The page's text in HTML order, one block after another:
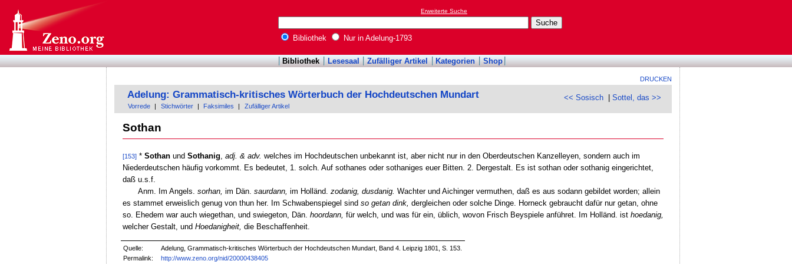
Erweiterte Suche
Bibliothek Nur in Adelung-1793
Bibliothek Lesesaal Zufälliger Artikel Kategorien Shop
DRUCKEN
<< Sosisch |Sottel, das >>
Adelung: Grammatisch-kritisches Wörterbuch der Hochdeutschen Mundart
Vorrede Stichwörter Faksimiles Zufälliger Artikel
Sothan
[153]* Sothanund Sothanig adj. & adv. welches im Hochdeutschen unbekannt ist, aber nicht nur in den Oberdeutschen Kanzelleyen, sondern auch im
Niederdeutschen häufig vorkommt. Es bedeutet, 1. solch. Auf sothanes oder sothaniges euer Bitten. 2. Dergestalt. Es ist sothan oder sothanig eingerichtet,
daß u.s.f.
Anm. Im Angels.sorhan, im Dän.saurdann, im Holländ.zodanig, dusdanig. Wachter und Aichinger vermuthen, daß es aus sodann gebildet worden; allein
es stammet erweislich genug von thun her. Im Schwabenspiegel sind so getan dink, dergleichen oder solche Dinge. Horneck gebraucht dafür nur getan, ohne
so. Ehedem war auch wiegethan, und swiegeton, Dän. hoordann, für welch, und was für ein, üblich, wovon Frisch Beyspiele anführet. Im Holländ. ist hoedanig,
welcher Gestalt, und Hoedanigheit, die Beschaffenheit.
Quelle:
Adelung, Grammatisch-kritisches Wörterbuch der Hochdeutschen Mundart, Band 4. Leipzig 1801, S. 153.
Permalink:
http://www.zeno.org/nid/20000438405